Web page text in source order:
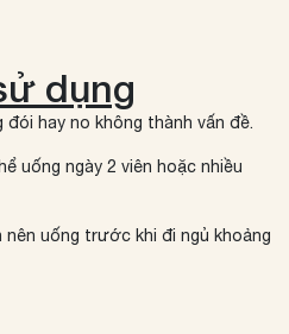
dụng
đói hay no không thành vấn đề.
uống ngày 2 viên hoặc nhiều
nên uống trước khi đi ngủ khoảng